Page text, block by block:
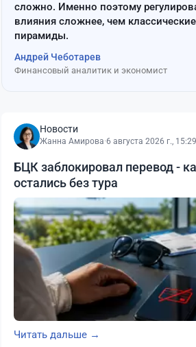
сложно. Именно поэтому
влияния сложнее, чем
пирамиды.
Андрей Чеботарев
Финансовый аналитик и экономист
Новости
Жанна Амирова·6 августа 2026 г., 15:29
БЦК заблокировал перевод -
остались без тура
Читать дальше →